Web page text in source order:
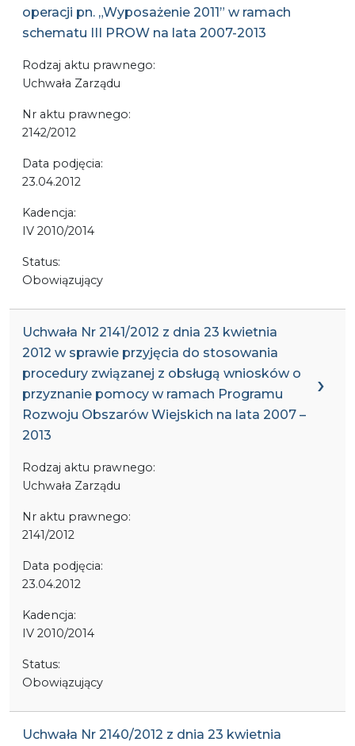
operacji pn. „Wyposażenie 2011” w ramach
schematu III PROW na lata 2007-2013
Rodzaj aktu prawnego:
Uchwała Zarządu
Nr aktu prawnego:
2142/2012
Data podjęcia:
23.04.2012
Kadencja:
IV 2010/2014
Status:
Obowiązujący
Uchwała Nr 2141/2012 z dnia 23 kwietnia
2012 w sprawie przyjęcia do stosowania
procedury związanej z obsługą wniosków o
przyznanie pomocy w ramach Programu
Rozwoju Obszarów Wiejskich na lata 2007 –
2013
Rodzaj aktu prawnego:
Uchwała Zarządu
Nr aktu prawnego:
2141/2012
Data podjęcia:
23.04.2012
Kadencja:
IV 2010/2014
Status:
Obowiązujący
Uchwała Nr 2140/2012 z dnia 23 kwietnia